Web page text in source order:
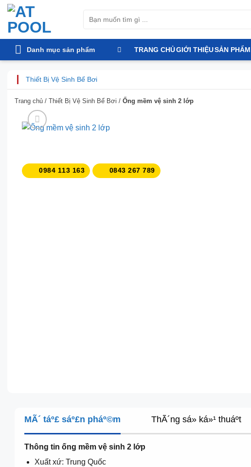
Bỏ
kiếm:
Danh mục sản phẩm TRANG CHỦGIỚI THIỆUSẢN PHẨM
Thiết Bị Vệ Sinh Bể Bơi
Trang chủ / Thiết Bị Vệ Sinh Bể Bơi / Ống mềm vệ sinh 2 lớp
0984 113 163 0843 267 789
MÃ´ táº£ sáº£n pháº©m ThÃ´ng sá» ká»¹ thuáº­t
Thông tin ống mềm vệ sinh 2 lớp
Xuất xứ: Trung Quốc